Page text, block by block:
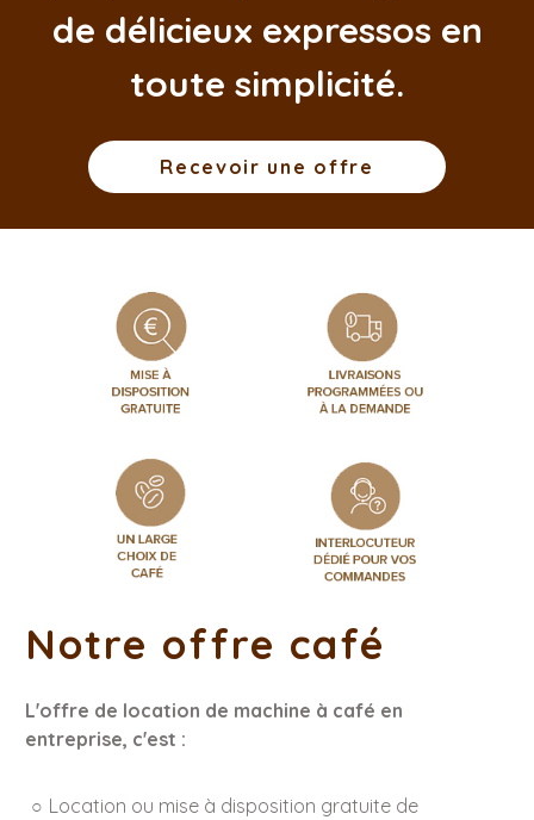
de délicieux expressos en
toute simplicité.
Recevoir une offre
Notre offre café
L'offre de location de machine à café en
entreprise, c'est :
Location ou mise à disposition gratuite de